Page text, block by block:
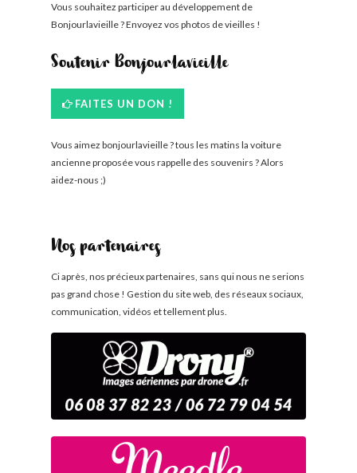
Vous souhaitez participer au développement de
Bonjourlavieille ? Envoyez vos photos de vieilles !
Soutenir Bonjourlavieille
FAITES UN DON !
Vous aimez bonjourlavieille ? tous les matins la voiture
ancienne proposée vous rappelle des souvenirs ? Alors
aidez-nous ;)
Nos partenaires
Ci après, nos précieux partenaires, sans qui nous ne serions
pas grand chose ! Gestion du site web, des réseaux sociaux,
communication, vidéos et tellement plus.